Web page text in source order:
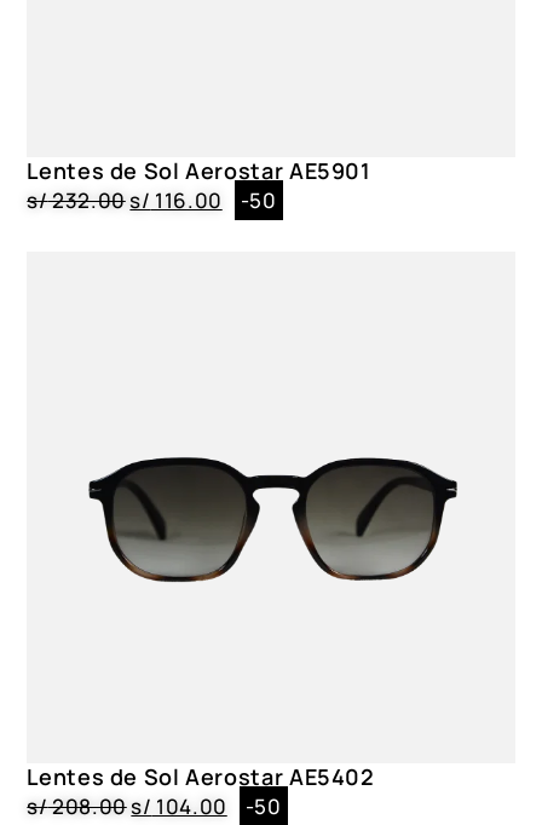
Lentes de Sol Aerostar AE5901
s/232.00s/ 116.00 -50
Lentes de Sol Aerostar AE5402
s/208.00s/ 104.00 -50